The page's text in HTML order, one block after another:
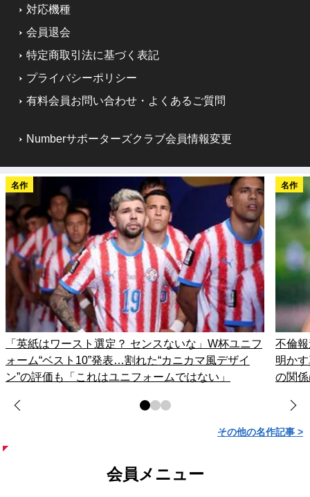
対応機種
会員退会
特定商取引法に基づく表記
プライバシーポリシー
有料会員お問い合わせ・よくあるご質問
Numberサポーターズクラブ会員情報変更
名作
「英紙はワースト選定？ センスないな」W杯ユニフ
ォーム“ベスト10”発表…割れた“カニカマ風デザイ
ン”の評価も「これはユニフォームではない」
名作
不倫
明か
の関
その他の名作記事 >
会員メニュー